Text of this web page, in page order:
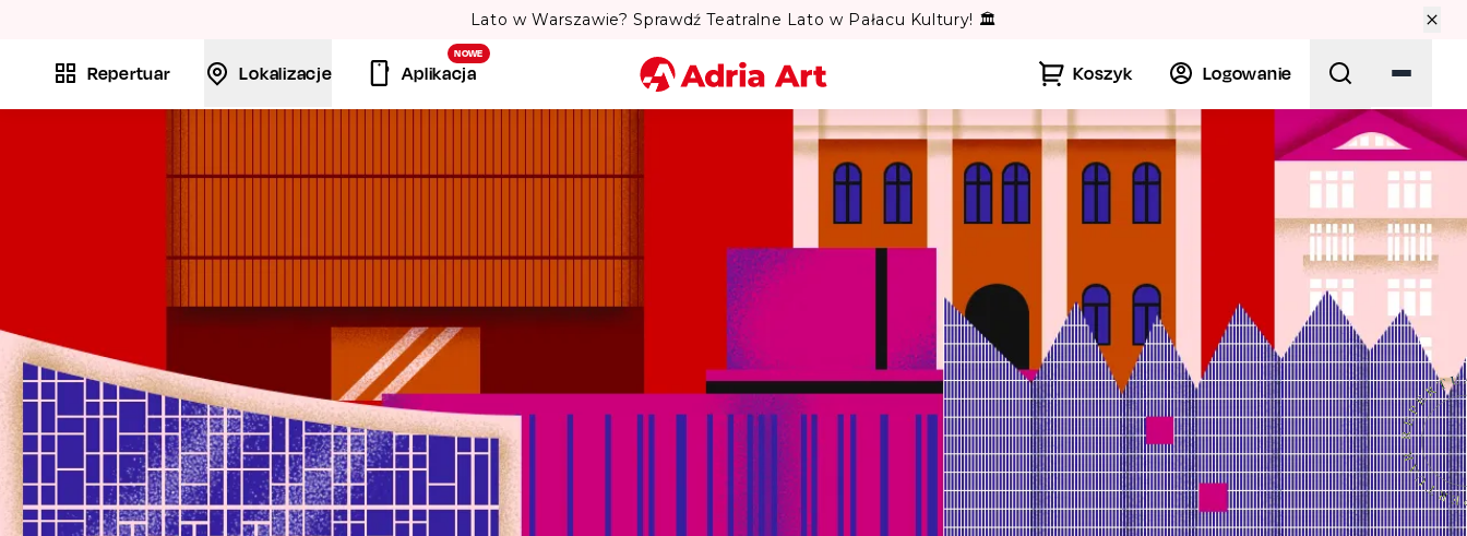
Lato w Warszawie? Sprawdź Teatralne Lato w Pałacu Kultury! 🏛️
Repertuar Lokalizacje
NOWE
Aplikacja Koszyk Logowanie
Miasto
Szukaj